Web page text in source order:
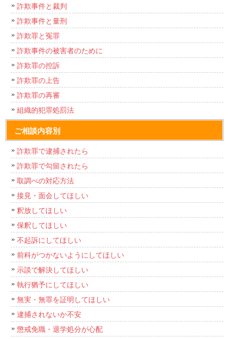
詐欺事件と裁判
詐欺事件と量刑
詐欺罪と冤罪
詐欺事件の被害者のために
詐欺罪の控訴
詐欺罪の上告
詐欺罪の再審
組織的犯罪処罰法
ご相談内容別
詐欺罪で逮捕されたら
詐欺罪で勾留されたら
取調べの対応方法
接見・面会してほしい
釈放してほしい
保釈してほしい
不起訴にしてほしい
前科がつかないようにしてほしい
示談で解決してほしい
執行猶予にしてほしい
無実・無罪を証明してほしい
逮捕されないか不安
懲戒免職・退学処分が心配